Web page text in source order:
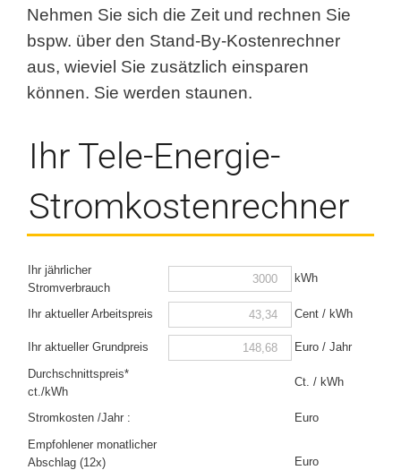
Nehmen Sie sich die Zeit und rechnen Sie
bspw. über den Stand-By-Kostenrechner
aus, wieviel Sie zusätzlich einsparen
können. Sie werden staunen.
Ihr Tele-Energie-
Stromkostenrechner
Ihr jährlicher
Stromverbrauch
kWh
Ihr aktueller Arbeitspreis Cent / kWh
Ihr aktueller Grundpreis Euro / Jahr
Durchschnittspreis*
ct./kWh
Ct. / kWh
Stromkosten /Jahr : Euro
Empfohlener monatlicher
Abschlag (12x)
Euro